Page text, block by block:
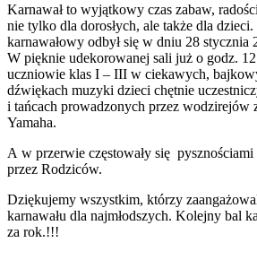
Karnawał to wyjątkowy czas zabaw,
nie tylko dla dorosłych, ale także dla
karnawałowy odbył się w dniu 28 stycznia
W pięknie udekorowanej sali już o godz.
uczniowie klas I – III w ciekawych,
dźwiękach muzyki dzieci chętnie
i tańcach prowadzonych przez wodzirejów
Yamaha.
A w przerwie częstowały się
przez Rodziców.
Dziękujemy wszystkim, którzy
karnawału dla najmłodszych. Kolejny bal
za rok.!!!